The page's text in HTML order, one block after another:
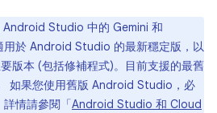
Android Studio 中的 Gemini 和
於 Android Studio 的最新穩定版，以
版本 (包括修補程式)。目前支援的最舊
如果您使用舊版 Android Studio，必
情請參閱「Android Studio 和 Cloud